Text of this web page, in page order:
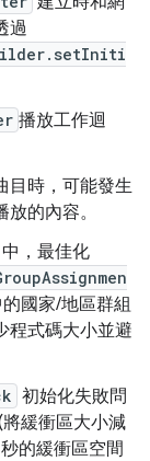
過
播放工作迴
目時，可能發生
的內容。
中，最佳化
國家/地區群組
程式碼大小並避
初始化失敗問
緩衝區大小減
的緩衝區空間